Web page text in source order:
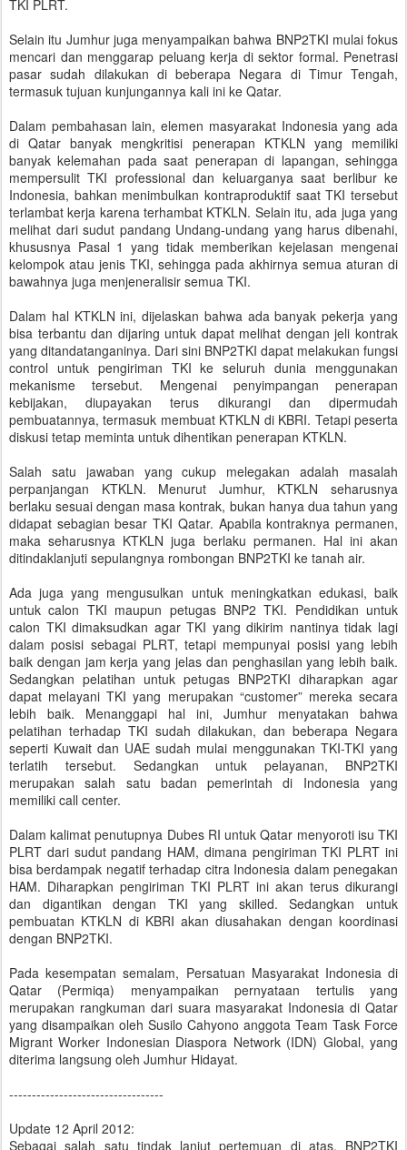
TKI PLRT.
Selain itu Jumhur juga menyampaikan bahwa BNP2TKI mulai fokus
mencari dan menggarap peluang kerja di sektor formal. Penetrasi
pasar sudah dilakukan di beberapa Negara di Timur Tengah,
termasuk tujuan kunjungannya kali ini ke Qatar.
Dalam pembahasan lain, elemen masyarakat Indonesia yang ada
di Qatar banyak mengkritisi penerapan KTKLN yang memiliki
banyak kelemahan pada saat penerapan di lapangan, sehingga
mempersulit TKI professional dan keluarganya saat berlibur ke
Indonesia, bahkan menimbulkan kontraproduktif saat TKI tersebut
terlambat kerja karena terhambat KTKLN. Selain itu, ada juga yang
melihat dari sudut pandang Undang-undang yang harus dibenahi,
khususnya Pasal 1 yang tidak memberikan kejelasan mengenai
kelompok atau jenis TKI, sehingga pada akhirnya semua aturan di
bawahnya juga menjeneralisir semua TKI.
Dalam hal KTKLN ini, dijelaskan bahwa ada banyak pekerja yang
bisa terbantu dan dijaring untuk dapat melihat dengan jeli kontrak
yang ditandatanganinya. Dari sini BNP2TKI dapat melakukan fungsi
control untuk pengiriman TKI ke seluruh dunia menggunakan
mekanisme tersebut. Mengenai penyimpangan penerapan
kebijakan, diupayakan terus dikurangi dan dipermudah
pembuatannya, termasuk membuat KTKLN di KBRI. Tetapi peserta
diskusi tetap meminta untuk dihentikan penerapan KTKLN.
Salah satu jawaban yang cukup melegakan adalah masalah
perpanjangan KTKLN. Menurut Jumhur, KTKLN seharusnya
berlaku sesuai dengan masa kontrak, bukan hanya dua tahun yang
didapat sebagian besar TKI Qatar. Apabila kontraknya permanen,
maka seharusnya KTKLN juga berlaku permanen. Hal ini akan
ditindaklanjuti sepulangnya rombongan BNP2TKI ke tanah air.
Ada juga yang mengusulkan untuk meningkatkan edukasi, baik
untuk calon TKI maupun petugas BNP2 TKI. Pendidikan untuk
calon TKI dimaksudkan agar TKI yang dikirim nantinya tidak lagi
dalam posisi sebagai PLRT, tetapi mempunyai posisi yang lebih
baik dengan jam kerja yang jelas dan penghasilan yang lebih baik.
Sedangkan pelatihan untuk petugas BNP2TKI diharapkan agar
dapat melayani TKI yang merupakan “customer” mereka secara
lebih baik. Menanggapi hal ini, Jumhur menyatakan bahwa
pelatihan terhadap TKI sudah dilakukan, dan beberapa Negara
seperti Kuwait dan UAE sudah mulai menggunakan TKI-TKI yang
terlatih tersebut. Sedangkan untuk pelayanan, BNP2TKI
merupakan salah satu badan pemerintah di Indonesia yang
memiliki call center.
Dalam kalimat penutupnya Dubes RI untuk Qatar menyoroti isu TKI
PLRT dari sudut pandang HAM, dimana pengiriman TKI PLRT ini
bisa berdampak negatif terhadap citra Indonesia dalam penegakan
HAM. Diharapkan pengiriman TKI PLRT ini akan terus dikurangi
dan digantikan dengan TKI yang skilled. Sedangkan untuk
pembuatan KTKLN di KBRI akan diusahakan dengan koordinasi
dengan BNP2TKI.
Pada kesempatan semalam, Persatuan Masyarakat Indonesia di
Qatar (Permiqa) menyampaikan pernyataan tertulis yang
merupakan rangkuman dari suara masyarakat Indonesia di Qatar
yang disampaikan oleh Susilo Cahyono anggota Team Task Force
Migrant Worker Indonesian Diaspora Network (IDN) Global, yang
diterima langsung oleh Jumhur Hidayat.
----------------------------------
Update 12 April 2012:
Sebagai salah satu tindak lanjut pertemuan di atas, BNP2TKI